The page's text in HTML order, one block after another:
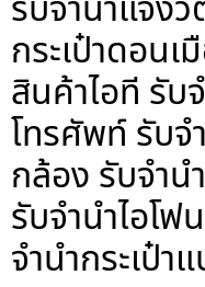
กระเป๋าดอนเ
สินค้าไอที รับ
โทรศัพท์ รับจ
กล้อง รับจำน
รับจำนำไอโ
จำนำกระเป๋า